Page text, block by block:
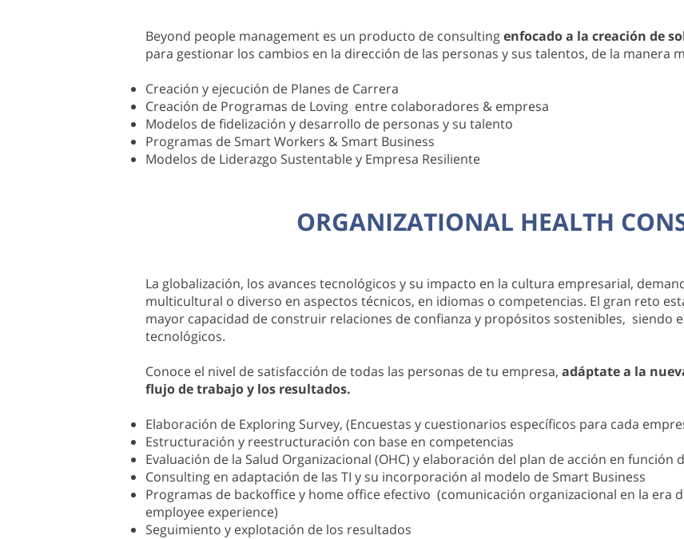
Beyond people management es un producto de consultingenfocado a la creación de
para gestionar los cambios en la dirección de las personas y sus talentos, de la manera
Creación y ejecución de Planes de Carrera
Creación de Programas de Loving entre colaboradores & empresa
Modelos de fidelización y desarrollo de personas y su talento
Programas de Smart Workers & Smart Business
Modelos de Liderazgo Sustentable y Empresa Resiliente
ORGANIZATIONAL HEALTH
La globalización, los avances tecnológicos y su impacto en la cultura empresarial,
multicultural o diverso en aspectos técnicos, en idiomas o competencias. El gran reto
mayor capacidad de construir relaciones de confianza y propósitos sostenibles, siendo
tecnológicos.
Conoce el nivel de satisfacción de todas las personas de tu empresa, adáptate a la
flujo de trabajo y los resultados.
Elaboración de Exploring Survey, (Encuestas y cuestionarios específicos para cada
Estructuración y reestructuración con base en competencias
Evaluación de la Salud Organizacional (OHC) y elaboración del plan de acción en función
Consulting en adaptación de las TI y su incorporación al modelo de Smart Business
Programas de backoffice y home office efectivo (comunicación organizacional en la era
employee experience)
Seguimiento y explotación de los resultados